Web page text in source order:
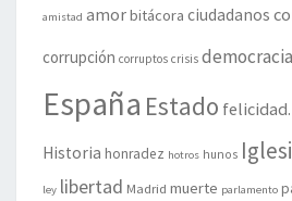
amistad amorbitácora ciudadanos
corrupción corruptos crisis democracia
España Estado felicidad.
Historia honradez hotros hunos
ley libertad Madrid muerte parlamento